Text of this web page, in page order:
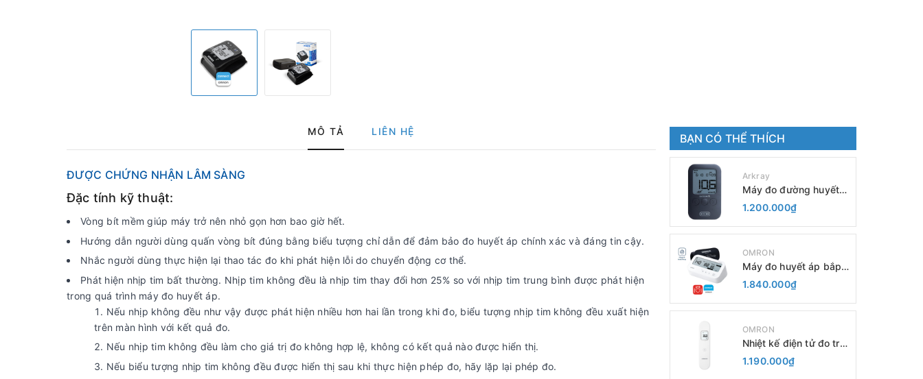
MÔ TẢ LIÊN HỆ
ĐƯỢC CHỨNG NHẬN LÂM SÀNG
Đặc tính kỹ thuật:
Vòng bít mềm giúp máy trở nên nhỏ gọn hơn bao giờ hết.
Hướng dẫn người dùng quấn vòng bít đúng bằng biểu tượng chỉ dẫn để đảm bảo đo huyết áp chính xác và đáng tin cậy.
Nhắc người dùng thực hiện lại thao tác đo khi phát hiện lỗi do chuyển động cơ thể.
Phát hiện nhịp tim bất thường. Nhịp tim không đều là nhịp tim thay đổi hơn 25% so với nhịp tim trung bình được phát hiện
trong quá trình máy đo huyết áp.
Nếu nhịp không đều như vậy được phát hiện nhiều hơn hai lần trong khi đo, biểu tượng nhịp tim không đều xuất hiện
trên màn hình với kết quả đo.
Nếu nhịp tim không đều làm cho giá trị đo không hợp lệ, không có kết quả nào được hiển thị.
Nếu biểu tượng nhịp tim không đều được hiển thị sau khi thực hiện phép đo, hãy lặp lại phép đo.
BẠN CÓ THỂ THÍCH
Arkray
Máy đo đường huyết
GLUCOCARD S
1.200.000₫
OMRON
Máy đo huyết áp bắp
tay IQ BT (HEM-
7194T1-FL)
1.840.000₫
OMRON
Nhiệt kế điện tử đo trán
MC-F300
1.190.000₫